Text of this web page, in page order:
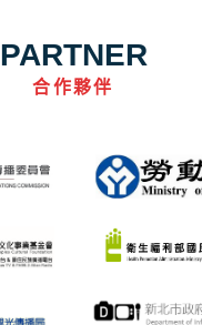
PARTNER
合作夥伴